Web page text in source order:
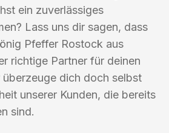
ein zuverlässiges
Lass uns dir sagen, dass
Pfeffer Rostock aus
richtige Partner für deinen
dich doch selbst
unserer Kunden, die bereits
sind.